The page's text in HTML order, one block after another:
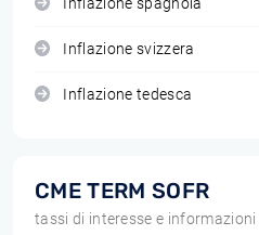
Inflazione spagnola
Inflazione svizzera
Inflazione tedesca
CME TERM SOFR
tassi di interesse e informazioni